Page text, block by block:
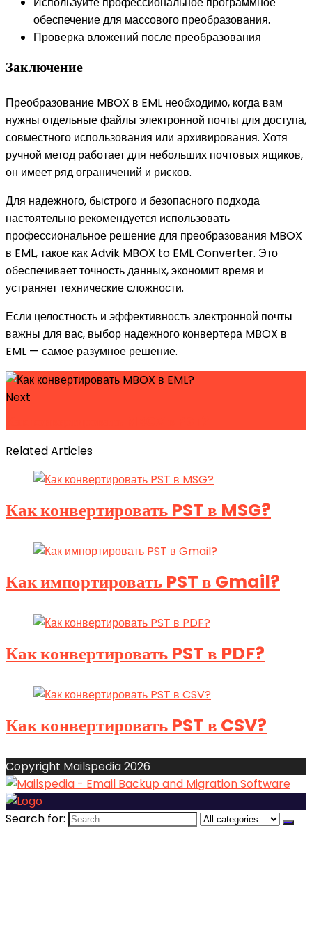
обеспечение для массового преобразования.
Проверка вложений после преобразования
Заключение
Преобразование MBOX в EML необходимо, когда вам
нужны отдельные файлы электронной почты для доступа,
совместного использования или архивирования. Хотя
ручной метод работает для небольших почтовых ящиков,
он имеет ряд ограничений и рисков.
Для надежного, быстрого и безопасного подхода
настоятельно рекомендуется использовать
профессиональное решение для преобразования MBOX
в EML, такое как Advik MBOX to EML Converter. Это
обеспечивает точность данных, экономит время и
устраняет технические сложности.
Если целостность и эффективность электронной почты
важны для вас, выбор надежного конвертера MBOX в
EML — самое разумное решение.
Next
Related Articles
Как конвертировать PST в MSG?
Как импортировать PST в Gmail?
Как конвертировать PST в PDF?
Как конвертировать PST в CSV?
Copyright Mailspedia 2026
Search for: